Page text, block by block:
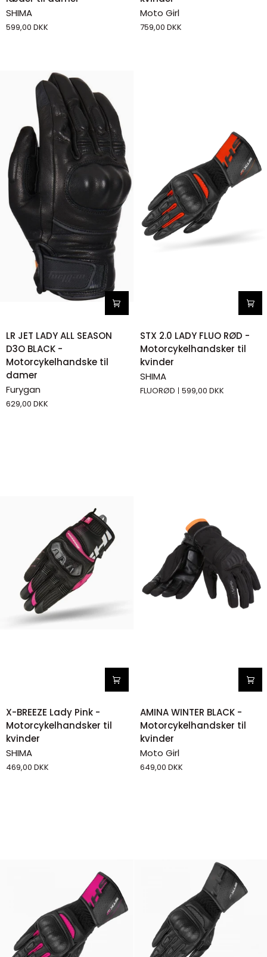
Motorcykelhandsker
i
SHIMA
599,00 DKK
til
kvinder
Moto Girl
759,00 DKK
LR
JET
LADY
ALL
D3O
BLACK
LR JET LADY ALL SEASON
D3O BLACK -
Motorcykelhandske til
damer
Furygan
629,00 DKK
STX
2.0
LADY
RØD
-
STX 2.0 LADY FLUO RØD -
Motorcykelhandsker til
kvinder
SHIMA
FLUORØD 599,00 DKK
X-
BREEZE
Lady
-
Motorcykelhandsker
X-BREEZE Lady Pink -
Motorcykelhandsker til
kvinder
SHIMA
469,00 DKK
AMINA
WINTER
BLACK
Motorcykelhandsker
til
AMINA WINTER BLACK -
Motorcykelhandsker til
kvinder
Moto Girl
649,00 DKK